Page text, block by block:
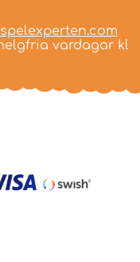
vardagar kl